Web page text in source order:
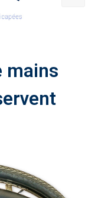
mains